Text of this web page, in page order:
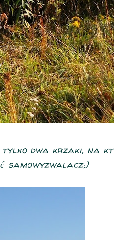
tylko dwa krzaki, na
samowyzwalacz;)